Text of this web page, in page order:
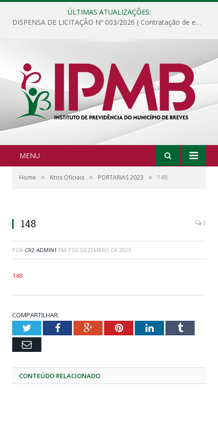
ÚLTIMAS ATUALIZAÇÕES:
DISPENSA DE LICITAÇÃO Nº 003/2026 ( Contratação de empresa para fornecimento de gêneros alimentícios não perecíveis, materiais de expediente, descartáveis, copa e cozinha, para análise e posterior publicação.)
MENU
Home » Atos Oficiais » PORTARIAS 2023 » 148
148 0
POR CR2-ADMIN1 EM 7 DE DEZEMBRO DE 2023
148
COMPARTILHAR:
TwitterFacebookGoogle+PinterestLinkedInTumblr
Email
CONTEÚDO RELACIONADO